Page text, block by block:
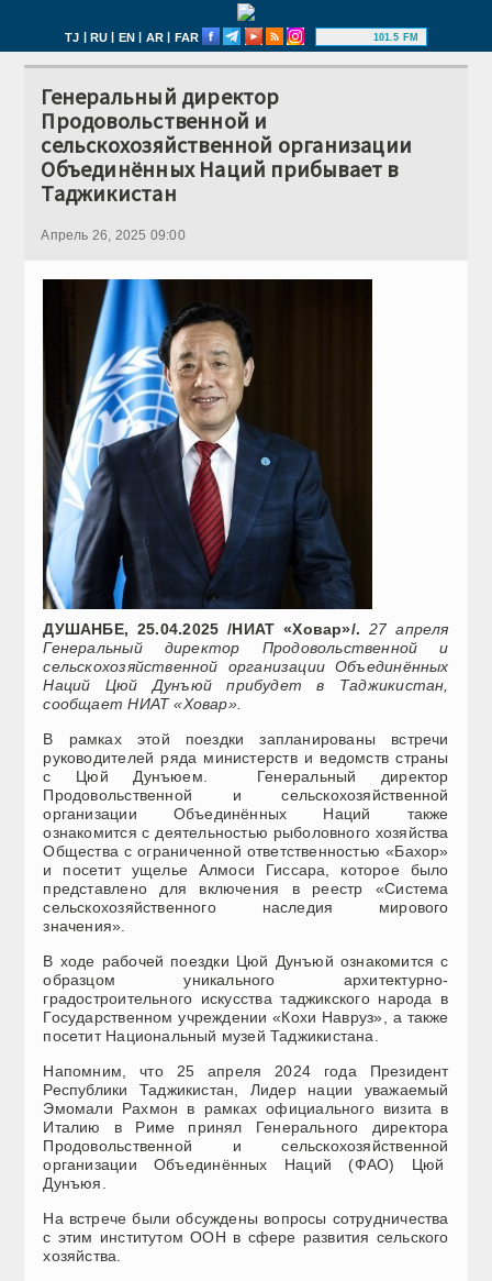
TJ | RU | EN | AR | FAR 101.5 FM
Генеральный директор
Продовольственной и
сельскохозяйственной организации
Объединённых Наций прибывает в
Таджикистан
Апрель 26, 2025 09:00
ДУШАНБЕ, 25.04.2025 /НИАТ «Ховар»/. 27 апреля
Генеральный директор Продовольственной и
сельскохозяйственной организации Объединённых
Наций Цюй Дунъюй прибудет в Таджикистан,
сообщает НИАТ «Ховар».
В рамках этой поездки запланированы встречи
руководителей ряда министерств и ведомств страны
с Цюй Дунъюем. Генеральный директор
Продовольственной и сельскохозяйственной
организации Объединённых Наций также
ознакомится с деятельностью рыболовного хозяйства
Общества с ограниченной ответственностью «Бахор»
и посетит ущелье Алмоси Гиссара, которое было
представлено для включения в реестр «Система
сельскохозяйственного наследия мирового
значения».
В ходе рабочей поездки Цюй Дунъюй ознакомится с
образцом уникального архитектурно-
градостроительного искусства таджикского народа в
Государственном учреждении «Кохи Навруз», а также
посетит Национальный музей Таджикистана.
Напомним, что 25 апреля 2024 года Президент
Республики Таджикистан, Лидер нации уважаемый
Эмомали Рахмон в рамках официального визита в
Италию в Риме принял Генерального директора
Продовольственной и сельскохозяйственной
организации Объединённых Наций (ФАО) Цюй
Дунъюя.
На встрече были обсуждены вопросы сотрудничества
с этим институтом ООН в сфере развития сельского
хозяйства.